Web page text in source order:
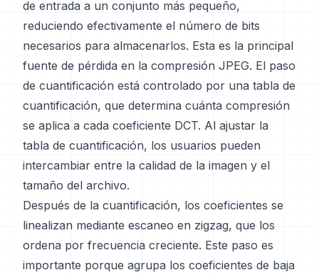
de entrada a un conjunto más pequeño,
reduciendo efectivamente el número de bits
necesarios para almacenarlos. Esta es la principal
fuente de pérdida en la compresión JPEG. El paso
de cuantificación está controlado por una tabla de
cuantificación, que determina cuánta compresión
se aplica a cada coeficiente DCT. Al ajustar la
tabla de cuantificación, los usuarios pueden
intercambiar entre la calidad de la imagen y el
tamaño del archivo.
Después de la cuantificación, los coeficientes se
linealizan mediante escaneo en zigzag, que los
ordena por frecuencia creciente. Este paso es
importante porque agrupa los coeficientes de baja